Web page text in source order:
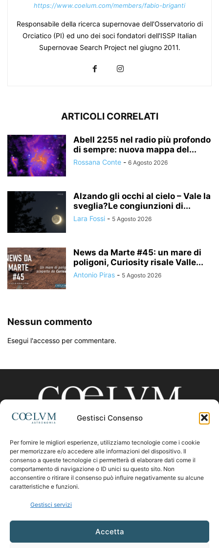
Gestisci Consenso
Per fornire le migliori esperienze, utilizziamo tecnologie come i cookie
per memorizzare e/o accedere alle informazioni del dispositivo. Il
consenso a queste tecnologie ci permetterà di elaborare dati come il
comportamento di navigazione o ID unici su questo sito. Non
acconsentire o ritirare il consenso può influire negativamente su alcune
caratteristiche e funzioni.
Gestisci servizi
Accetta
https://www.coelum.com/members/fabio-briganti
Responsabile della ricerca supernovae dell'Osservatorio di
Orciatico (PI) ed uno dei soci fondatori dell'ISSP Italian
Supernovae Search Project nel giugno 2011.
ARTICOLI CORRELATI
Abell 2255 nel radio più profondo
di sempre: nuova mappa del...
Rossana Conte - 6 Agosto 2026
Alzando gli occhi al cielo – Vale la
sveglia?Le congiunzioni di...
Lara Fossi - 5 Agosto 2026
News da Marte #45: un mare di
poligoni, Curiosity risale Valle...
Antonio Piras - 5 Agosto 2026
Nessun commento
Esegui l'accesso per commentare.
CHI SIAMO
Contattaci:coelumastro@coelum.com